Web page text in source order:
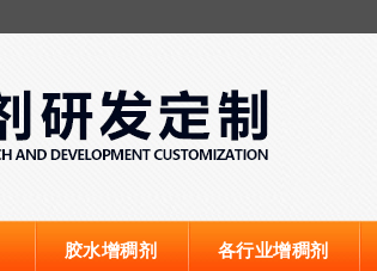
胶水增稠剂 各行业增稠剂